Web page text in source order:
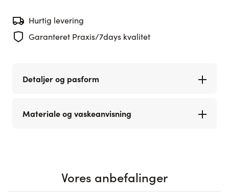
Hurtig levering
Garanteret Praxis/7days kvalitet
Detaljer og pasform
Materiale og vaskeanvisning
Vores anbefalinger